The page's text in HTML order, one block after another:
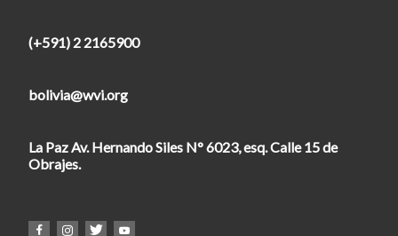
(+591) 2 2165900
bolivia@wvi.org
La Paz Av. Hernando Siles N° 6023, esq. Calle 15 de
Obrajes.